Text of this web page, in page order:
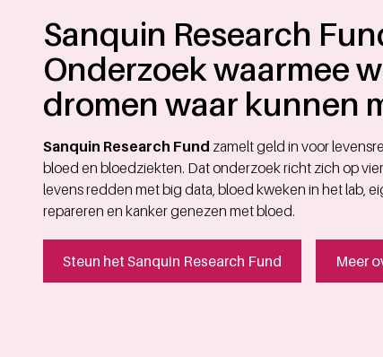
Sanquin Research
Onderzoek waarmee
dromen waar kunnen
Sanquin Research Fund zamelt geld in voor
bloed en bloedziekten. Dat onderzoek richt zich op
levens redden met big data, bloed kweken in het lab,
repareren en kanker genezen met bloed.
Steun het Sanquin Research Fund Meer